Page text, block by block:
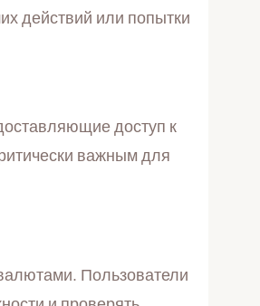
действий или попытки
доступ к
важным для
Пользователи